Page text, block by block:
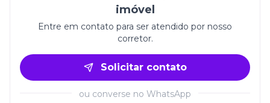
Ocean Breeze Residence
imóvel
Entre em contato para ser atendido por nosso
corretor.
Solicitar contato
ou converse no WhatsApp